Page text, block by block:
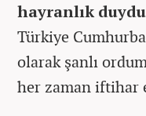
hayranlık
Türkiye
olarak şanlı
her zaman iftihar